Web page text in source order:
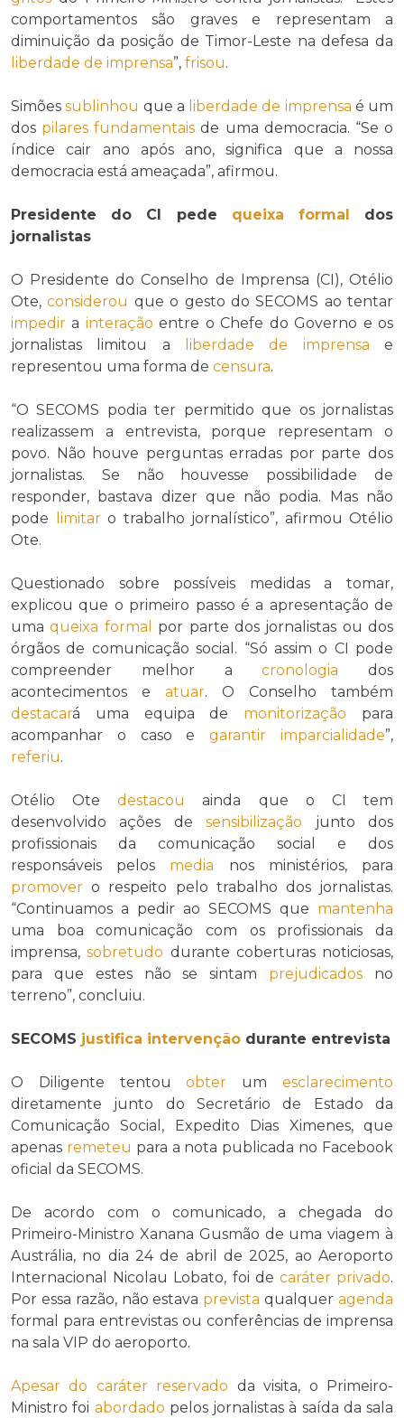
comportamentos são graves e representam a
diminuição da posição de Timor-Leste na defesa da
liberdade de imprensa”, frisou.
Simõessublinhou que a liberdade de imprensa é um
dos pilares fundamentais de uma democracia. “Se o
índice cair ano após ano, significa que a nossa
democracia está ameaçada”, afirmou.
Presidente do CI pede queixa formal
dos
jornalistas
O Presidente do Conselho de Imprensa (CI), Otélio
Ote,considerou que o gesto do SECOMS ao tentar
impedir a interação entre o Chefe do Governo e os
jornalistas limitou a
liberdade de imprensa e
representou uma forma de censura.
“O SECOMS podia ter permitido que os jornalistas
realizassem a entrevista, porque representam o
povo. Não houve perguntas erradas por parte dos
jornalistas. Se não houvesse possibilidade de
responder, bastava dizer que não podia. Mas não
pode
limitaro trabalho jornalístico”, afirmou Otélio
Ote.
Questionado sobre possíveis medidas a tomar,
explicou que o primeiro passo é a apresentação de
umaqueixa formal
por parte dos jornalistas ou dos
órgãos de comunicação social. “Só assim o CI pode
compreender melhor acronologia dos
acontecimentos e atuar. O Conselho também
destacará uma equipa de monitorização para
acompanhar o caso egarantir imparcialidade”,
referiu.
Otélio Otedestacou
ainda que o CI tem
desenvolvido ações desensibilização junto dos
profissionais da comunicação social e dos
responsáveis pelos media nos ministérios, para
promover o respeito pelo trabalho dos jornalistas.
“Continuamos a pedir ao SECOMS que mantenha
uma boa comunicação com os profissionais da
imprensa,sobretudo durante coberturas noticiosas,
para que estes não se sintam prejudicados no
terreno”, concluiu.
SECOMS justifica intervenção durante entrevista
O Diligente tentouobter umesclarecimento
diretamente junto do Secretário de Estado da
Comunicação Social, Expedito Dias Ximenes, que
apenas remeteu para a nota publicada no Facebook
oficial da SECOMS.
De acordo com o comunicado, a chegada do
Primeiro-Ministro Xanana Gusmão de uma viagem à
Austrália, no dia 24 de abril de 2025, ao Aeroporto
Internacional Nicolau Lobato, foi de caráter privado.
Por essa razão, não estava prevista qualqueragenda
formal para entrevistas ou conferências de imprensa
na sala VIP do aeroporto.
Apesar do caráter reservado da visita, o Primeiro-
Ministro foi abordado pelos jornalistas à saída da sala